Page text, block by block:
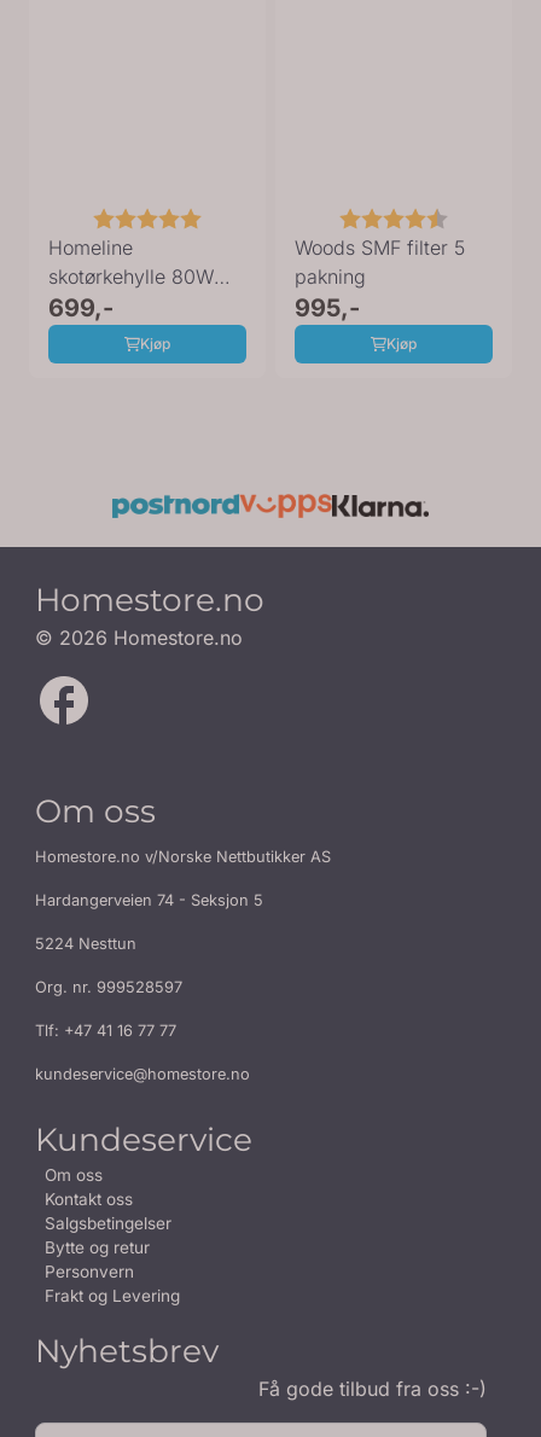
Karakter:
5.0 av 5 mulige
Homeline
skotørkehylle 80W
280021
699,-
Kjøp
Karakter:
Woods SMF filter 5
pakning
995,-
Kjøp
Homestore.no
© 2026 Homestore.no
Om oss
Homestore.no v/Norske Nettbutikker AS
Hardangerveien 74 - Seksjon 5
5224 Nesttun
Org. nr. 999528597
Tlf: +47 41 16 77 77
kundeservice@homestore.no
Kundeservice
Om oss
Kontakt oss
Salgsbetingelser
Bytte og retur
Personvern
Frakt og Levering
Nyhetsbrev
Få gode tilbud fra oss :-)
E-post